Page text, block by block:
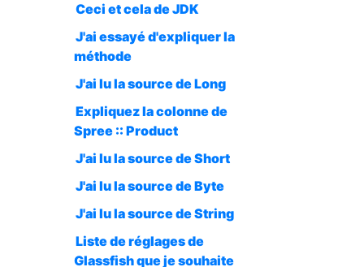
Ceci et cela de JDK
J'ai essayé d'expliquer la
méthode
J'ai lu la source de Long
Expliquez la colonne de
Spree :: Product
J'ai lu la source de Short
J'ai lu la source de Byte
J'ai lu la source de String
Liste de réglages de
Glassfish que je souhaite